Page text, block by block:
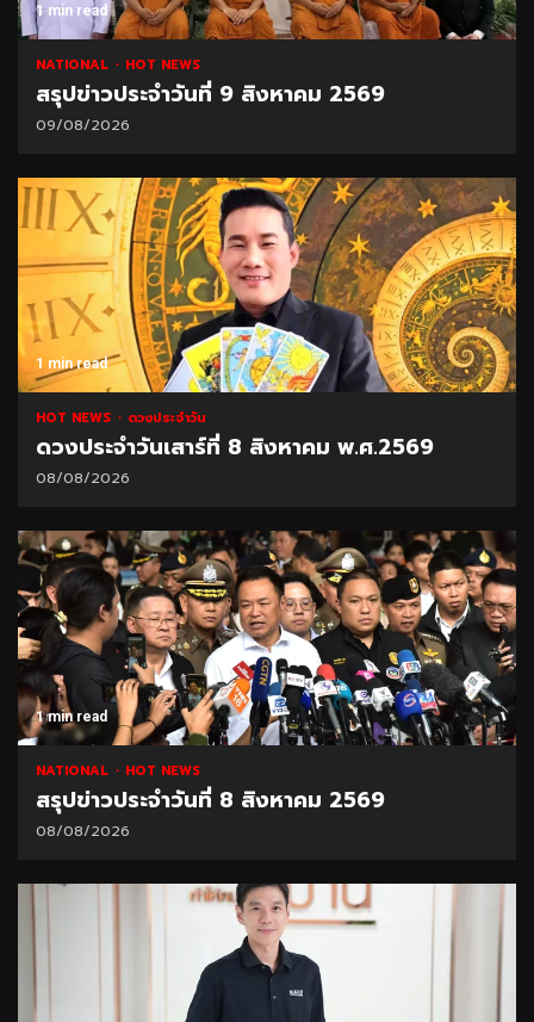
1 min read
NATIONAL HOT NEWS
สรุปข่าวประจำวันที่ 9 สิงหาคม 2569
09/08/2026
1 min read
HOT NEWS ดวงประจำวัน
ดวงประจำวันเสาร์ที่ 8 สิงหาคม พ.ศ.2569
08/08/2026
1 min read
NATIONAL HOT NEWS
สรุปข่าวประจำวันที่ 8 สิงหาคม 2569
08/08/2026